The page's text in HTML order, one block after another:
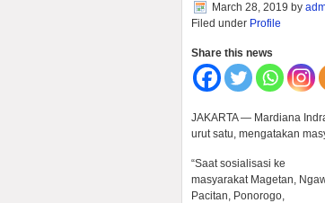
March 28, 2019 by
Filed under Profile
Share this news
JAKARTA — Mardiana
urut satu, mengatakan
“Saat sosialisasi ke
masyarakat Magetan,
Pacitan, Ponorogo,